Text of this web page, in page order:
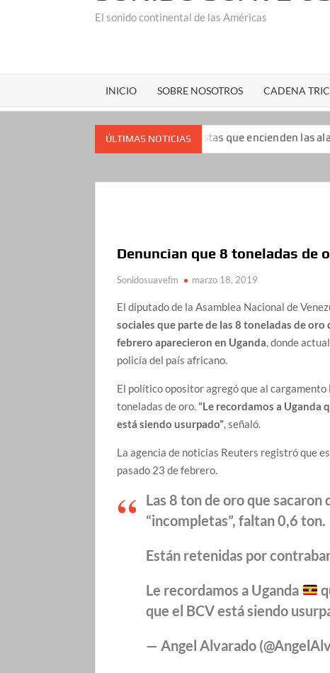
El sonido continental de las Américas
INICIO SOBRE NOSOTROS CADENA
ÚLTIMAS NOTICIAS
las encuestas que encienden las alarmas para el
Denuncian que 8 toneladas de
Sonidosuavefm marzo 18, 2019
El diputado de la Asamblea Nacional de
sociales que parte de las 8 toneladas de
febrero aparecieron en Uganda, donde
policía del país africano.
El político opositor agregó que al
toneladas de oro.“Le recordamos a Uganda
está siendo usurpado”, señaló.
La agencia de noticias Reuters registró que
pasado 23 de febrero.
Las 8 ton de oro que
“incompletas”, faltan 0,6 ton.
Están retenidas por
Le recordamos a Uganda
que el BCV está siendo
— Angel Alvarado